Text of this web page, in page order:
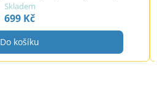
Skladem
699 Kč
Do košíku